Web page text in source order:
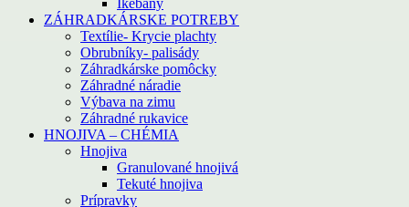
Ikebany
ZÁHRADKÁRSKE POTREBY
Textílie- Krycie plachty
Obrubníky- palisády
Záhradkárske pomôcky
Záhradné náradie
Výbava na zimu
Záhradné rukavice
HNOJIVA – CHÉMIA
Hnojiva
Granulované hnojivá
Tekuté hnojiva
Prípravky